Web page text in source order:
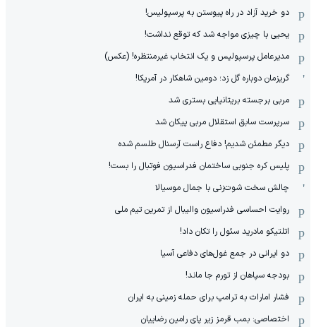
دو خرید آزاد در راه پیوستن به پرسپولیس!
یحیی با چیزی مواجه شد که توقع نداشت!
مدیرعامل پرسپولیس و یک انتخاب غیرمنتظره! (عکس)
گریزمان دوباره گل زد؛ دومین شاهکار در آمریکا!
مربی برجسته بریتانیایی بستری شد
سرپرست سابق استقلال مربی پیکان شد
دیگر مطمئن شدیم! دفاع راست آرسنال طلسم شده
پلیس کره ‌جنوبی ساختمان فدراسیون فوتبال را بست!
چالش سخت شوت‌زنی با جمال موسیالا
روایت احساسی فدراسیون والیبال از تمرین تیم ملی
اتلتیکو مادرید سئول را تکان داد!
دو ایرانی در جمع غول‌های دفاعی آسیا
بودجه سپاهان از تورم جا ماند!
فشار امارات به ترامپ برای حمله زمینی به ایران
اختصاصی: بمب قرمز زیر پای رامین رضاییان